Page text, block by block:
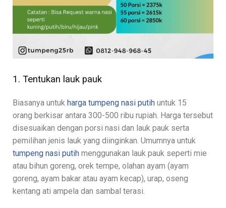
1. Tentukan lauk pauk
Biasanya untuk harga tumpeng nasi putih untuk 15
orang berkisar antara 300-500 ribu rupiah. Harga tersebut
disesuaikan dengan porsi nasi dan lauk pauk serta
pemilihan jenis lauk yang diinginkan. Umumnya untuk
tumpeng nasi putih menggunakan lauk pauk seperti mie
atau bihun goreng, orek tempe, olahan ayam (ayam
goreng, ayam bakar atau ayam kecap), urap, oseng
kentang ati ampela dan sambal terasi.